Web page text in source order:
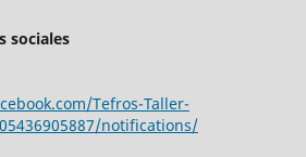
sociales
Tefros-Taller-
notifications/